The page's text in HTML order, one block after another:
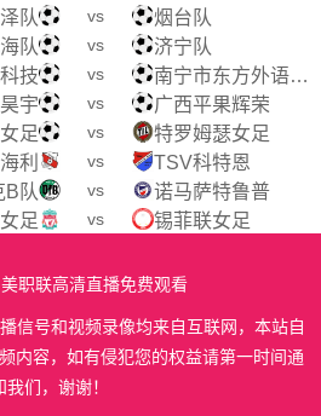
队 vs 烟台队
队 vs 济宁队
技 vs 南宁市东方外语高级中学
宇 vs 广西平果辉荣
足 vs 特罗姆瑟女足
海利 vs TSV科特恩
B队 vs 诺马萨特鲁普
足 vs 锡菲联女足
美职联高清直播免费观看
信号和视频录像均来自互联网，本站自
内容，如有侵犯您的权益请第一时间通
我们，谢谢！